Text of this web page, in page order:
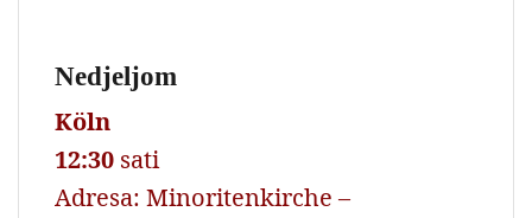
Nedjeljom
Köln
12:30 sati
Adresa: Minoritenkirche –